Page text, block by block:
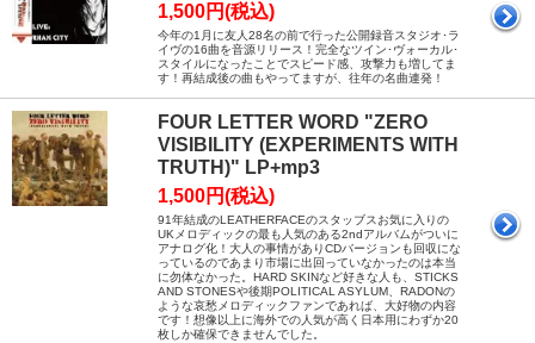
1,500円(税込)
今年の1月に友人28名の前で行った公開録音スタジオ･ラ
イヴの16曲を音源リリース！完全なツイン･ヴォーカル･
スタイルになったことでスピード感、攻撃力も増してま
す！再結成後の曲もやってますが、往年の名曲連発！
FOUR LETTER WORD "ZERO
VISIBILITY (EXPERIMENTS WITH
TRUTH)" LP+mp3
1,500円(税込)
91年結成のLEATHERFACEのスタッブスお気に入りの
UKメロディックの最も人気のある2ndアルバムがついに
アナログ化！大人の事情がありCDバージョンも回収にな
っているのであまり市場に出回っていなかったのは本当
に勿体なかった。HARD SKINなど好きな人も、STICKS
AND STONESや後期POLITICAL ASYLUM、RADONの
ような哀愁メロディックファンであれば、大好物の内容
です！想像以上に海外での人気が高く日本用にわずか20
枚しか確保できませんでした。